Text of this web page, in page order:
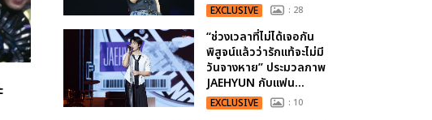
EXCLUSIVE : 28
“ช่วงเวลาที่ไม่ได้เจอกัน
พิสูจน์แล้วว่ารักแท้จะไม่มี
วันจางหาย” ประมวลภาพ
JAEHYUN กับแฟน...
EXCLUSIVE : 10